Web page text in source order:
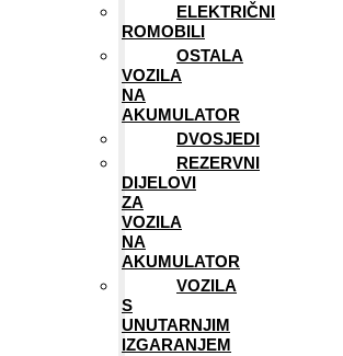
ELEKTRIČNI
ROMOBILI
OSTALA
VOZILA
NA
AKUMULATOR
DVOSJEDI
REZERVNI
DIJELOVI
ZA
VOZILA
NA
AKUMULATOR
VOZILA
S
UNUTARNJIM
IZGARANJEM